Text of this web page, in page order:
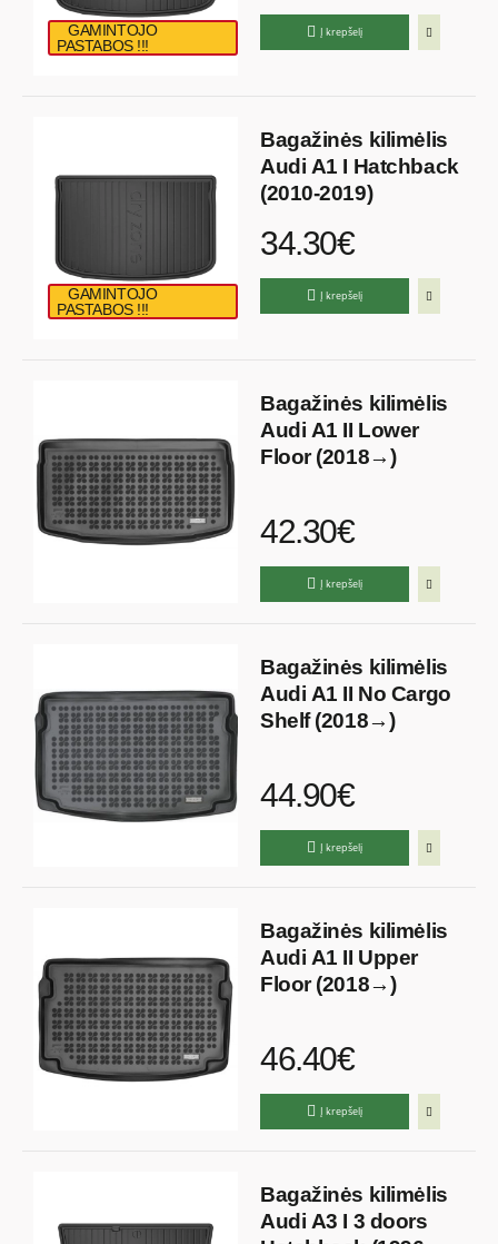
GAMINTOJO
PASTABOS !!!
Į krepšelį
GAMINTOJO
PASTABOS !!!
Bagažinės kilimėlis
Audi A1 I Hatchback
(2010-2019)
34.30€
Į krepšelį
Bagažinės kilimėlis
Audi A1 II Lower
Floor (2018→)
42.30€
Į krepšelį
Bagažinės kilimėlis
Audi A1 II No Cargo
Shelf (2018→)
44.90€
Į krepšelį
Bagažinės kilimėlis
Audi A1 II Upper
Floor (2018→)
46.40€
Į krepšelį
Bagažinės kilimėlis
Audi A3 I 3 doors